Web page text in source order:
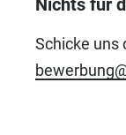
Nichts für
Schicke uns